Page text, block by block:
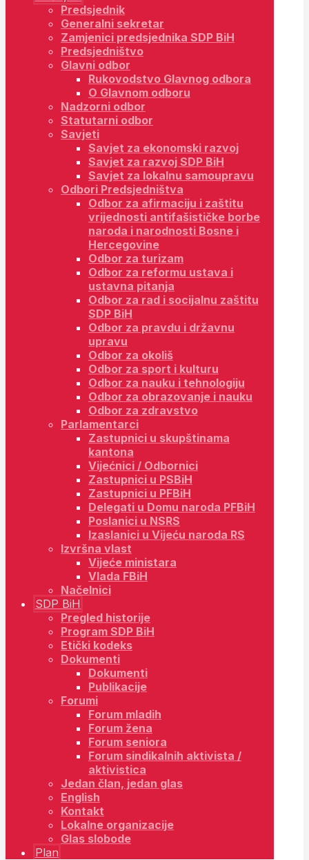
Predsjednik
Generalni sekretar
Zamjenici predsjednika SDP BiH
Predsjedništvo
Glavni odbor
Rukovodstvo Glavnog odbora
O Glavnom odboru
Nadzorni odbor
Statutarni odbor
Savjeti
Savjet za ekonomski razvoj
Savjet za razvoj SDP BiH
Savjet za lokalnu samoupravu
Odbori Predsjedništva
Odbor za afirmaciju i zaštitu
vrijednosti antifašističke borbe
naroda i narodnosti Bosne i
Hercegovine
Odbor za turizam
Odbor za reformu ustava i
ustavna pitanja
Odbor za rad i socijalnu zaštitu
SDP BiH
Odbor za pravdu i državnu
upravu
Odbor za okoliš
Odbor za sport i kulturu
Odbor za nauku i tehnologiju
Odbor za obrazovanje i nauku
Odbor za zdravstvo
Parlamentarci
Zastupnici u skupštinama
kantona
Vijećnici / Odbornici
Zastupnici u PSBiH
Zastupnici u PFBiH
Delegati u Domu naroda PFBiH
Poslanici u NSRS
Izaslanici u Vijeću naroda RS
Izvršna vlast
Vijeće ministara
Vlada FBiH
Načelnici
SDP BiH
Pregled historije
Program SDP BiH
Etički kodeks
Dokumenti
Dokumenti
Publikacije
Forumi
Forum mladih
Forum žena
Forum seniora
Forum sindikalnih aktivista /
aktivistica
Jedan član, jedan glas
English
Kontakt
Lokalne organizacije
Glas slobode
Plan